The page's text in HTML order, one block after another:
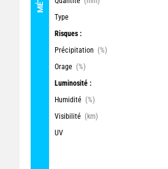
Type
Risques :
Précipitation (%)
Orage (%)
Luminosité :
Humidité (%)
Visibilité (km)
UV